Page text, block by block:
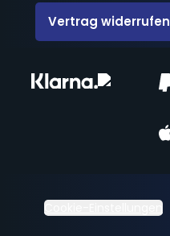
Vertrag widerrufen
Cookie-Einstellungen